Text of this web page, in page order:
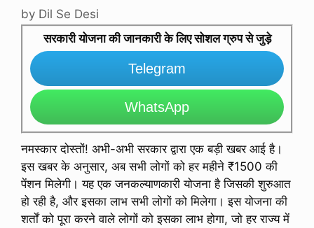
by Dil Se Desi
सरकारी योजना की जानकारी के लिए सोशल ग्रुप से जुड़े
Telegram
WhatsApp
नमस्कार दोस्तों! अभी-अभी सरकार द्वारा एक बड़ी खबर आई है।
इस खबर के अनुसार, अब सभी लोगों को हर महीने ₹1500 की
पेंशन मिलेगी। यह एक जनकल्याणकारी योजना है जिसकी शुरुआत
हो रही है, और इसका लाभ सभी लोगों को मिलेगा। इस योजना की
शर्तों को पूरा करने वाले लोगों को इसका लाभ होगा, जो हर राज्य में